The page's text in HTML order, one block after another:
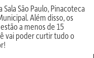
São Paulo, Pinacoteca
Além disso, os
a menos de 15
vai poder curtir tudo o